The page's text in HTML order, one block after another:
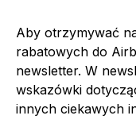
Aby otrzymywać
rabatowych do
newsletter. W
wskazówki
innych ciekawych